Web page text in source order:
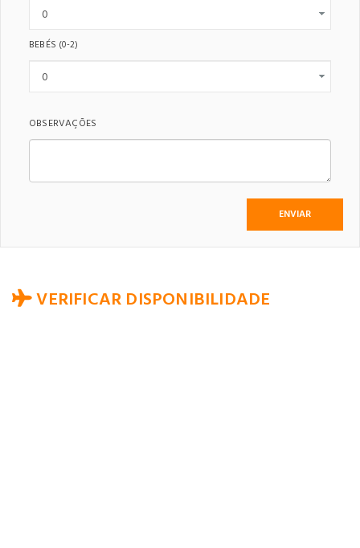
BEBÉS (0-2)
OBSERVAÇÕES
VERIFICAR DISPONIBILIDADE